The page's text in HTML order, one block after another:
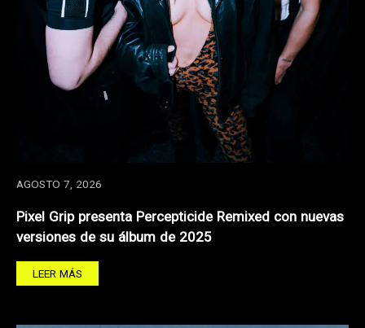
AGOSTO 7, 2026
Pixel Grip presenta Percepticide Remixed con nuevas
versiones de su álbum de 2025
LEER MÁS